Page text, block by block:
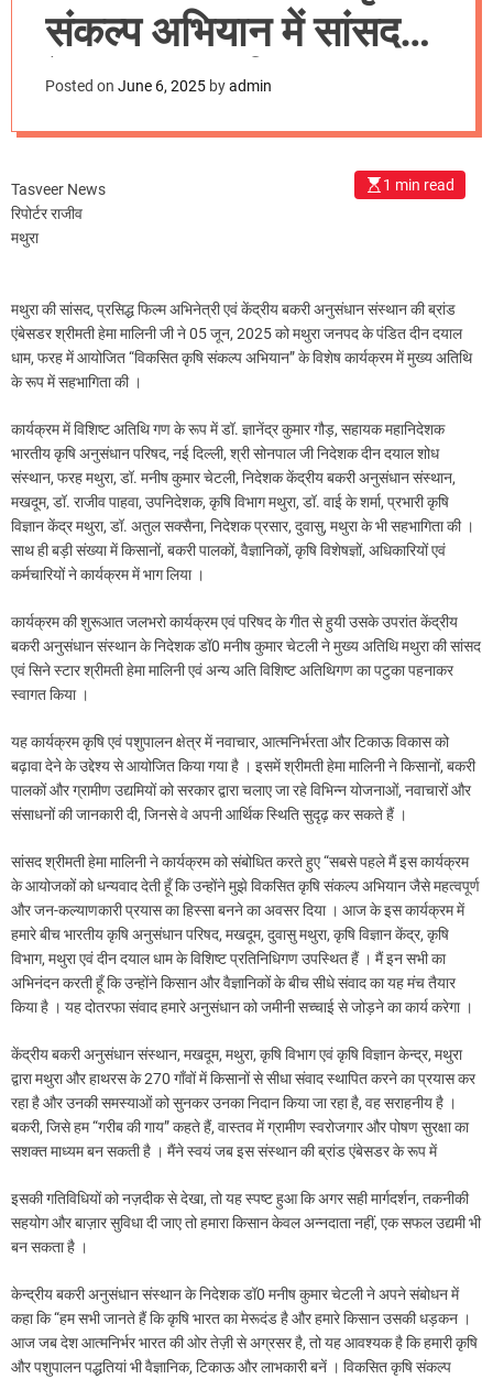
m
d
संकल्प अभियान में सांसद
हेमा मालिनी हुई शामिल
Posted on June 6, 2025 byadmin
1 min read
Tasveer News
रिपोर्टर राजीव
मथुरा
मथुरा की सांसद, प्रसिद्ध फिल्म अभिनेत्री एवं केंद्रीय बकरी अनुसंधान संस्थान की ब्रांड
एंबेसडर श्रीमती हेमा मालिनी जी ने 05 जून, 2025 को मथुरा जनपद के पंडित दीन दयाल
धाम, फरह में आयोजित “विकसित कृषि संकल्प अभियान” के विशेष कार्यक्रम में मुख्य अतिथि
के रूप में सहभागिता की ।
कार्यक्रम में विशिष्ट अतिथि गण के रूप में डॉ. ज्ञानेंद्र कुमार गौड़, सहायक महानिदेशक
भारतीय कृषि अनुसंधान परिषद, नई दिल्ली, श्री सोनपाल जी निदेशक दीन दयाल शोध
संस्थान, फरह मथुरा, डॉ. मनीष कुमार चेटली, निदेशक केंद्रीय बकरी अनुसंधान संस्थान,
मखदूम, डॉ. राजीव पाहवा, उपनिदेशक, कृषि विभाग मथुरा, डॉ. वाई के शर्मा, प्रभारी कृषि
विज्ञान केंद्र मथुरा, डॉ. अतुल सक्सैना, निदेशक प्रसार, दुवासु, मथुरा के भी सहभागिता की ।
साथ ही बड़ी संख्या में किसानों, बकरी पालकों, वैज्ञानिकों, कृषि विशेषज्ञों, अधिकारियों एवं
कर्मचारियों ने कार्यक्रम में भाग लिया ।
कार्यक्रम की शुरूआत जलभरो कार्यक्रम एवं परिषद के गीत से हुयी उसके उपरांत केंद्रीय
बकरी अनुसंधान संस्थान के निदेशक डॉ0 मनीष कुमार चेटली ने मुख्य अतिथि मथुरा की सांसद
एवं सिने स्टार श्रीमती हेमा मालिनी एवं अन्य अति विशिष्ट अतिथिगण का पटुका पहनाकर
स्वागत किया ।
यह कार्यक्रम कृषि एवं पशुपालन क्षेत्र में नवाचार, आत्मनिर्भरता और टिकाऊ विकास को
बढ़ावा देने के उद्देश्य से आयोजित किया गया है । इसमें श्रीमती हेमा मालिनी ने किसानों, बकरी
पालकों और ग्रामीण उद्यमियों को सरकार द्वारा चलाए जा रहे विभिन्न योजनाओं, नवाचारों और
संसाधनों की जानकारी दी, जिनसे वे अपनी आर्थिक स्थिति सुदृढ़ कर सकते हैं ।
सांसद श्रीमती हेमा मालिनी ने कार्यक्रम को संबोधित करते हुए “सबसे पहले मैं इस कार्यक्रम
के आयोजकों को धन्यवाद देती हूँ कि उन्होंने मुझे विकसित कृषि संकल्प अभियान जैसे महत्वपूर्ण
और जन-कल्याणकारी प्रयास का हिस्सा बनने का अवसर दिया । आज के इस कार्यक्रम में
हमारे बीच भारतीय कृषि अनुसंधान परिषद, मखदूम, दुवासु मथुरा, कृषि विज्ञान केंद्र, कृषि
विभाग, मथुरा एवं दीन दयाल धाम के विशिष्ट प्रतिनिधिगण उपस्थित हैं । मैं इन सभी का
अभिनंदन करती हूँ कि उन्होंने किसान और वैज्ञानिकों के बीच सीधे संवाद का यह मंच तैयार
किया है । यह दोतरफा संवाद हमारे अनुसंधान को जमीनी सच्चाई से जोड़ने का कार्य करेगा ।
केंद्रीय बकरी अनुसंधान संस्थान, मखदूम, मथुरा, कृषि विभाग एवं कृषि विज्ञान केन्द्र, मथुरा
द्वारा मथुरा और हाथरस के 270 गाँवों में किसानों से सीधा संवाद स्थापित करने का प्रयास कर
रहा है और उनकी समस्याओं को सुनकर उनका निदान किया जा रहा है, वह सराहनीय है ।
बकरी, जिसे हम “गरीब की गाय” कहते हैं, वास्तव में ग्रामीण स्वरोजगार और पोषण सुरक्षा का
सशक्त माध्यम बन सकती है । मैंने स्वयं जब इस संस्थान की ब्रांड एंबेसडर के रूप में
इसकी गतिविधियों को नज़दीक से देखा, तो यह स्पष्ट हुआ कि अगर सही मार्गदर्शन, तकनीकी
सहयोग और बाज़ार सुविधा दी जाए तो हमारा किसान केवल अन्नदाता नहीं, एक सफल उद्यमी भी
बन सकता है ।
केन्द्रीय बकरी अनुसंधान संस्थान के निदेशक डॉ0 मनीष कुमार चेटली ने अपने संबोधन में
कहा कि “हम सभी जानते हैं कि कृषि भारत का मेरूदंड है और हमारे किसान उसकी धड़कन ।
आज जब देश आत्मनिर्भर भारत की ओर तेज़ी से अग्रसर है, तो यह आवश्यक है कि हमारी कृषि
और पशुपालन पद्धतियां भी वैज्ञानिक, टिकाऊ और लाभकारी बनें । विकसित कृषि संकल्प